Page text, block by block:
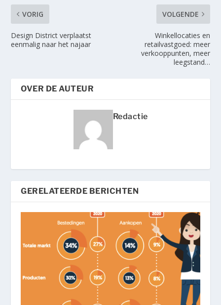
VORIG
Design District verplaatst
eenmalig naar het najaar
VOLGENDE
Winkellocaties en
retailvastgoed: meer
verkooppunten, meer
leegstand…
OVER DE AUTEUR
Redactie
GERELATEERDE BERICHTEN